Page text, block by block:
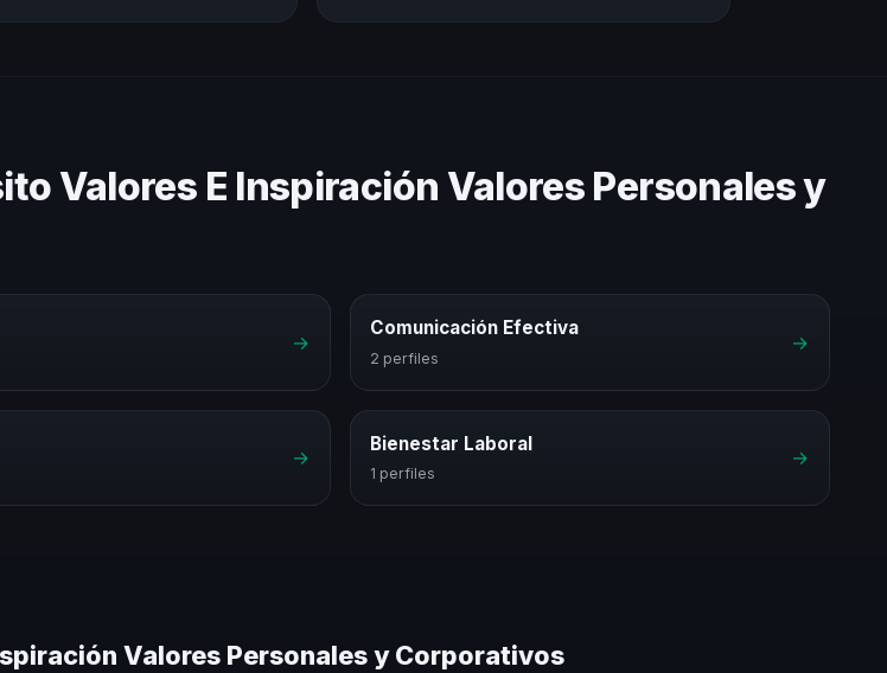
Valores E Inspiración Valores Personales y
→
Comunicación Efectiva
2 perfiles
→
→
Bienestar Laboral
1 perfiles
→
Valores Personales y Corporativos